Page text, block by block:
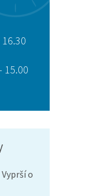
15.00
o